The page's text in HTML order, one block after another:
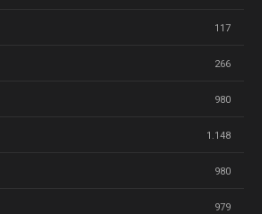
117
266
980
1.148
980
979